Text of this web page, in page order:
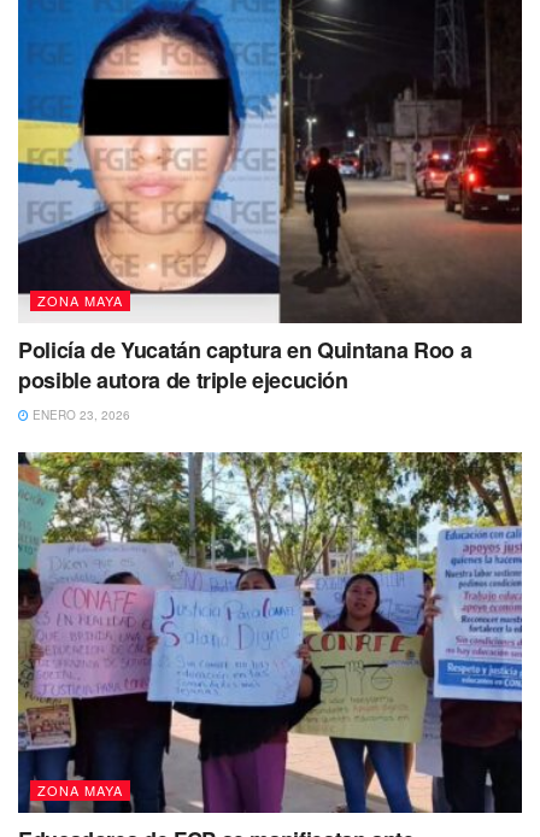
ZONA MAYA
Policía de Yucatán captura en Quintana Roo a
posible autora de triple ejecución
ENERO 23, 2026
ZONA MAYA